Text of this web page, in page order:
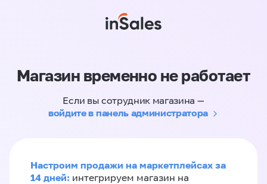
Магазин временно не работает
Если вы сотрудник магазина —
войдите в панель администратора
Настроим продажи на маркетплейсах за
14 дней: интегрируем магазин на